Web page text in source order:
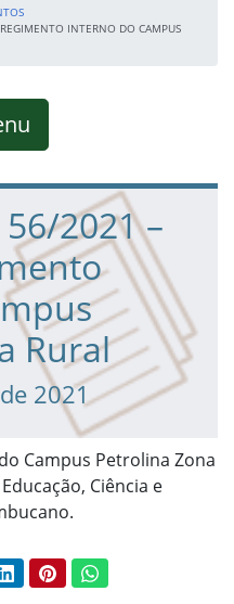
INTERNO DO CAMPUS
2021 –
Rural
2021
Campus Petrolina Zona
Ciência e
LinkedInPinterestWhatsApp